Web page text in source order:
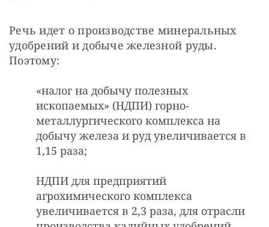
Речь идет о производстве минеральных
удобрений и добыче железной руды.
Поэтому:
«налог на добычу полезных
ископаемых» (НДПИ) горно-
металлургического комплекса на
добычу железа и руд увеличивается в
1,15 раза;
НДПИ для предприятий
агрохимического комплекса
увеличивается в 2,3 раза, для отрасли